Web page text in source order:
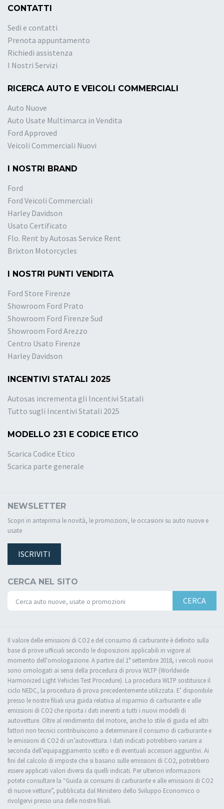
CONTATTI
Sedi e contatti
Prenota appuntamento
Richiedi assistenza
I Nostri Servizi
RICERCA AUTO E VEICOLI COMMERCIALI
Auto Nuove
Auto Usate Multimarca in Vendita
Ford Approved
Veicoli Commerciali Nuovi
I NOSTRI BRAND
Ford
Ford Veicoli Commerciali
Harley Davidson
Usato Certificato
Flo. Rent by Autosas Service Rent
Brixton Motorcycles
I NOSTRI PUNTI VENDITA
Ford Store Firenze
Showroom Ford Prato
Showroom Ford Firenze Sud
Showroom Ford Arezzo
Centro Usato Firenze
Harley Davidson
INCENTIVI STATALI 2025
Autosas incrementa gli Incentivi Statali
Tutto sugli Incentivi Statali 2025
MODELLO 231 E CODICE ETICO
Scarica Codice Etico
Scarica parte generale
NEWSLETTER
Scopri in anteprima le novità, le promozioni, le occasioni su auto nuove e
usate
ISCRIVITI
CERCA NEL SITO
CERCA
Il valore delle emissioni di CO2 e del consumo di carburante è definito sulla
base di prove ufficiali secondo le disposizioni applicabili in vigore al
momento dell'omologazione. A partire dal 1° settembre 2018, i veicoli nuovi
sono omologati ai sensi della procedura di prova WLTP (Worldwide
Harmonized Light Vehicles Test Procedure). La procedura WLTP sostituisce il
ciclo NEDC, la procedura di prova precedentemente utilizzata. E’ disponibile
presso le nostre filiali una guida relativa al risparmio di carburante e alle
emissioni di CO2 che riporta i dati inerenti a tutti i nuovi modelli di
autovetture. Oltre al rendimento del motore, anche lo stile di guida ed altri
fattori non tecnici contribuiscono a determinare il consumo di carburante e
le emissioni di CO2 di un’autovettura. I dati indicati potrebbero variare a
seconda dell’equipaggiamento scelto e di eventuali accessori aggiuntivi. Ai
fini del calcolo di imposte che si basano sulle emissioni di CO2, potrebbero
essere applicati valori diversi da quelli indicati. Per ulteriori informazioni
potete consultare la “Guida ai consumi di carburante e alle emissioni di CO2
di nuove vetture”, pubblicata dal Ministero dello Sviluppo Economico o
rivolgervi presso una delle nostre filiali.